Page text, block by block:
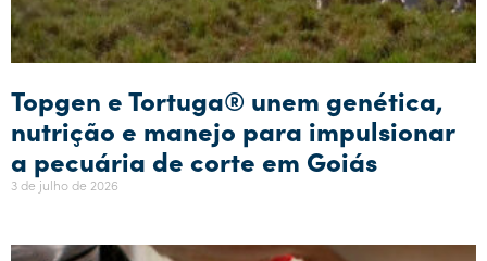
Topgen e Tortuga® unem genética,
nutrição e manejo para impulsionar
a pecuária de corte em Goiás
3 de julho de 2026